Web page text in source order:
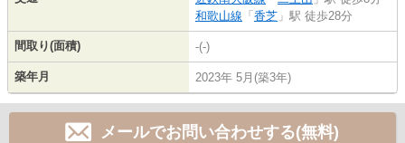
和歌山線 「 香芝 」駅 徒歩28分
間取り(面積) -(-)
築年月 2023年 5月(築3年)
メールでお問い合わせする(無料)